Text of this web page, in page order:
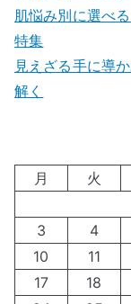
肌悩み別に選べ
特集
見えざる手に導
解く
月
火
3
4
10
11
17
18